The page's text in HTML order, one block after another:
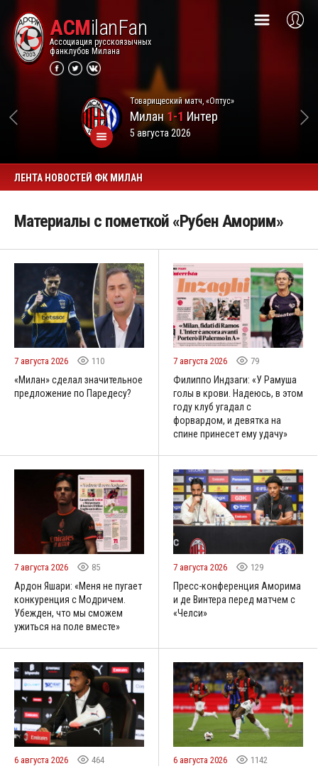
ACMilanFan
Ассоциация русскоязычных
фанклубов Милана
Товарищеский матч, «Оптус»
Милан1-1 Интер
5 августа 2026
ЛЕНТА НОВОСТЕЙ ФК МИЛАН
Материалы с пометкой «Рубен Аморим»
7 августа 2026 110
«Милан» cделал значительное
предложение по Паредесу?
7 августа 2026 79
Филиппо Индзаги: «У Рамуша
голы в крови. Надеюсь, в этом
году клуб угадал с
форвардом, и девятка на
спине принесет ему удачу»
7 августа 2026 85
Ардон Яшари: «Меня не пугает
конкуренция с Модричем.
Убежден, что мы сможем
ужиться на поле вместе»
7 августа 2026 129
Пресс-конференция Аморима
и де Винтера перед матчем с
«Челси»
6 августа 2026 464 6 августа 2026 1142